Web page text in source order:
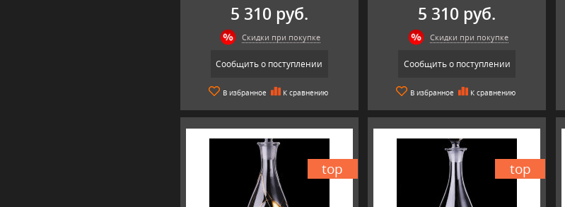
5 310 руб.
Скидки при покупке
Сообщить о поступлении
В избранное К сравнению
5 310 руб.
Скидки при покупке
Сообщить о поступлении
В избранное К сравнению
top top